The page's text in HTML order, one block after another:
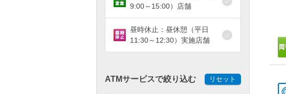
9:00～15:00）店舗
昼時休止：昼休憩（平日
11:30～12:30）実施店舗
ATMサービスで絞り込む リセット